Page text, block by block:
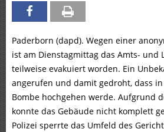
Paderborn (dapd). Wegen einer
ist am Dienstagmittag das Amts- und
teilweise evakuiert worden. Ein
angerufen und damit gedroht, dass
Bombe hochgehen werde. Aufgrund
konnte das Gebäude nicht komplett
Polizei sperrte das Umfeld des